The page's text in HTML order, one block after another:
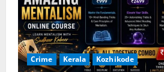
Crime Kerala Kozhikode